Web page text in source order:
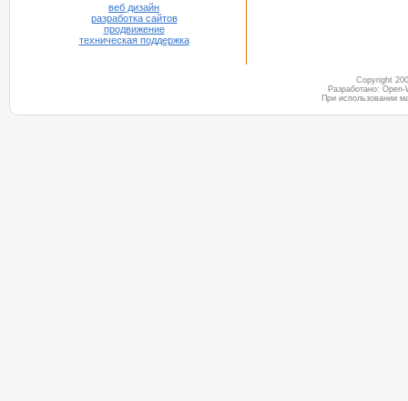
веб дизайн
разработка сайтов
продвижение
техническая поддержка
Copyright
Разработано:
При использовании